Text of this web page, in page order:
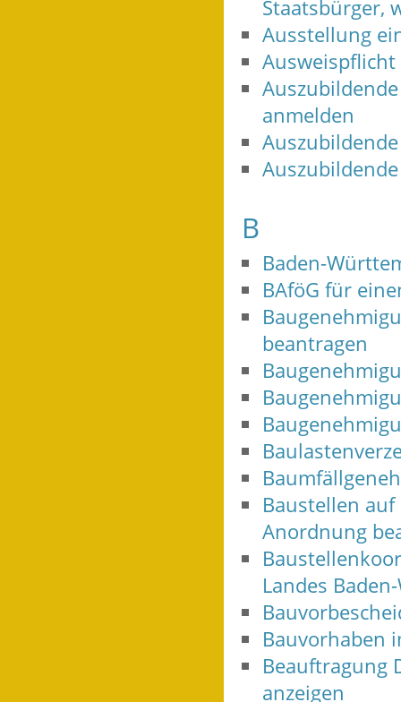
Staatsbürger,
Ausstellung
anmelden
B
Baden-
BAföG für
beantragen
Baustellen
Anordnung
Landes
Bauvorhaben
Beauftragung
anzeigen